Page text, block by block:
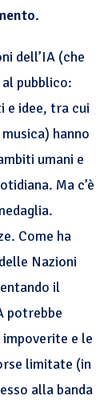
dell’IA (che
pubblico:
e idee, tra cui
hanno
umani e
Ma c’è
Come ha
Nazioni
il
potrebbe
e le
limitate (in
alla banda